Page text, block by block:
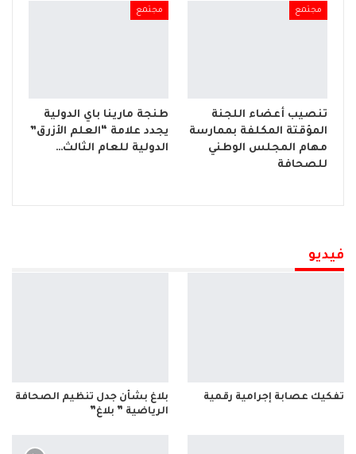
مجتمع
تنصيب أعضاء اللجنة
المؤقتة المكلفة بممارسة
مهام المجلس الوطني
للصحافة
مجتمع
طنجة مارينا باي الدولية
يجدد علامة “العلم الأزرق”
الدولية للعام الثالث…
فيديو
تفكيك عصابة إجرامية رقمية
بلاغ بشأن جدل تنظيم الصحافة
الرياضية ” بلاغ”